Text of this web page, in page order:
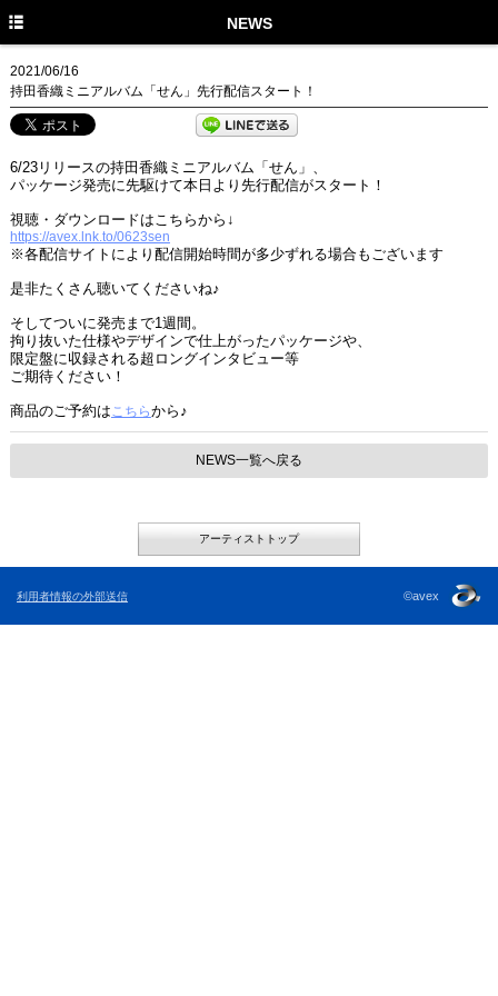
NEWS
2021/06/16
持田香織ミニアルバム「せん」先行配信スタート！
6/23リリースの持田香織ミニアルバム「せん」、
パッケージ発売に先駆けて本日より先行配信がスタート！
視聴・ダウンロードはこちらから↓
https://avex.lnk.to/0623sen
※各配信サイトにより配信開始時間が多少ずれる場合もございます
是非たくさん聴いてくださいね♪
そしてついに発売まで1週間。
拘り抜いた仕様やデザインで仕上がったパッケージや、
限定盤に収録される超ロングインタビュー等
ご期待ください！
商品のご予約はこちらから♪
NEWS一覧へ戻る
アーティストトップ
利用者情報の外部送信 ©avex
NEWS
MEDIA
DISCOGRAPHY
GOODS
もかのま
PHOTO GALLERY